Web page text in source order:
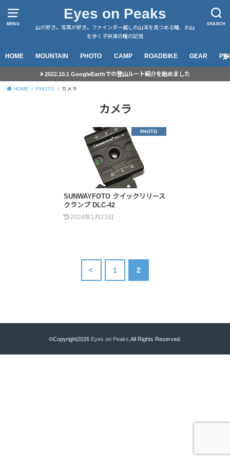
MENU SEARCH
Eyes on Peaks
山が好き。写真が好き。ファインダー越しの山渓を見つめる瞳、お山
を歩く子供達の瞳の記憶
HOME MOUNTAIN PHOTO CAMP ROADBIKE GEAR
2022.10.1 GoogleEarthでの登山ルート紹介を始めました
HOME PHOTO カメラ
カメラ
PHOTO
SUNWAYFOTO クイックリリース
クランプ DLC-42
2024年1月23日
< 1 2
©Copyright2026 Eyes on Peaks .All Rights Reserved.